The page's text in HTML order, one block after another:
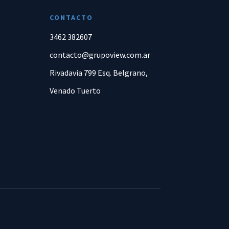
CONTACTO
3462 382607
contacto@grupoview.com.ar
Rivadavia 799 Esq. Belgrano,
Venado Tuerto